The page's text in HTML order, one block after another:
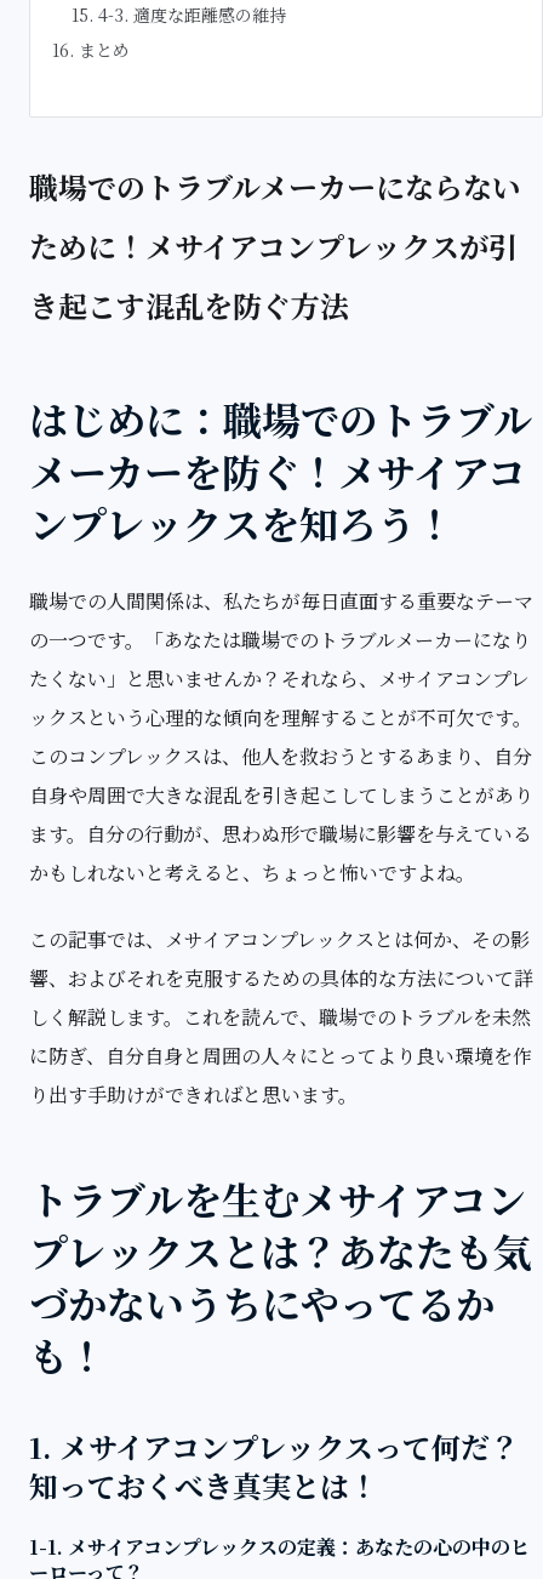
4-3. 適度な距離感の維持
まとめ
職場でのトラブルメーカーにならない
ために！メサイアコンプレックスが引
き起こす混乱を防ぐ方法
はじめに：職場でのトラブル
メーカーを防ぐ！メサイアコ
ンプレックスを知ろう！
職場での人間関係は、私たちが毎日直面する重要なテーマ
の一つです。「あなたは職場でのトラブルメーカーになり
たくない」と思いませんか？それなら、メサイアコンプレ
ックスという心理的な傾向を理解することが不可欠です。
このコンプレックスは、他人を救おうとするあまり、自分
自身や周囲で大きな混乱を引き起こしてしまうことがあり
ます。自分の行動が、思わぬ形で職場に影響を与えている
かもしれないと考えると、ちょっと怖いですよね。
この記事では、メサイアコンプレックスとは何か、その影
響、およびそれを克服するための具体的な方法について詳
しく解説します。これを読んで、職場でのトラブルを未然
に防ぎ、自分自身と周囲の人々にとってより良い環境を作
り出す手助けができればと思います。
トラブルを生むメサイアコン
プレックスとは？あなたも気
づかないうちにやってるか
も！
1. メサイアコンプレックスって何だ？
知っておくべき真実とは！
1-1. メサイアコンプレックスの定義：あなたの心の中のヒ
ーローって？